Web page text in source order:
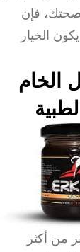
فإن
الخيار
الخام
من أكثر